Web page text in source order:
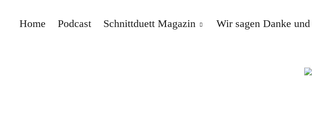
Home Podcast Schnittduett Magazin Wir sagen Danke